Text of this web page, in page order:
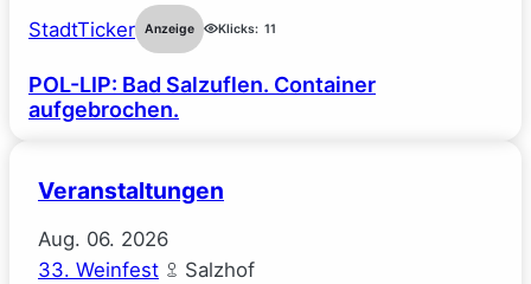
StadtTicker Anzeige Klicks: 11
POL-LIP: Bad Salzuflen. Container
aufgebrochen.
Veranstaltungen
Aug. 06. 2026
33. Weinfest
Salzhof